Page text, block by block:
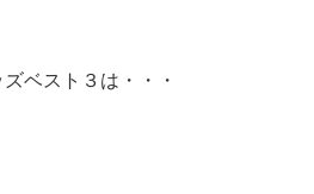
ズベスト３は・・・